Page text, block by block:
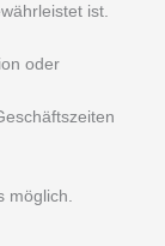
ist.
oder
möglich.